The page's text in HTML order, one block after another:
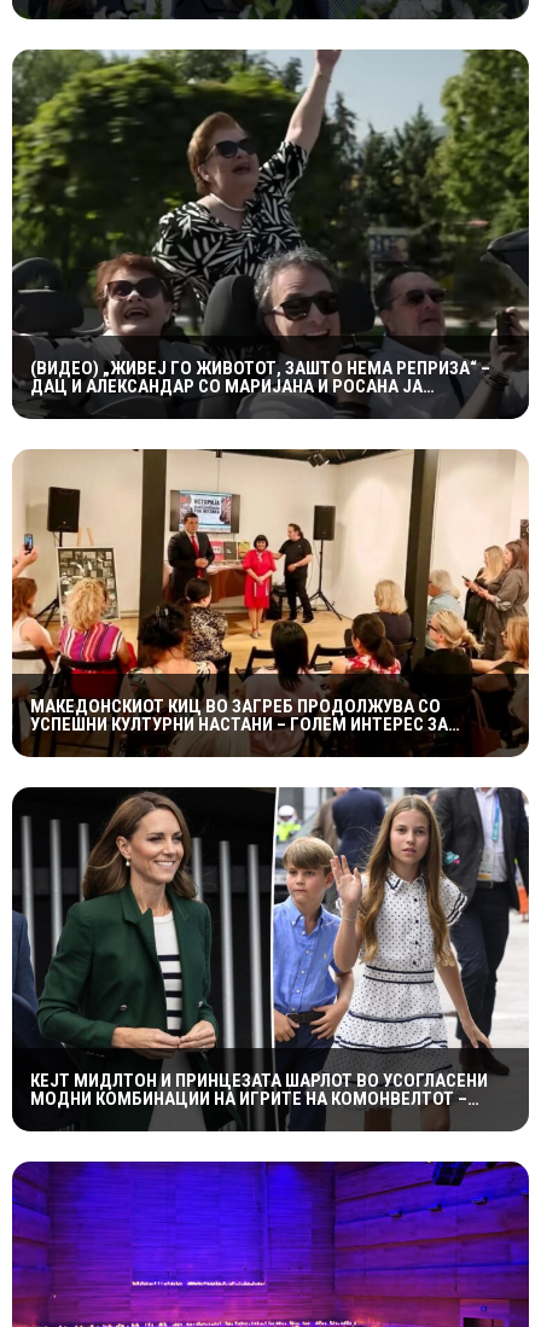
(ВИДЕО) „ЖИВЕЈ ГО ЖИВОТОТ, ЗАШТО НЕМА РЕПРИЗА“ –
ДАЦ И АЛЕКСАНДАР СО МАРИЈАНА И РОСАНА ЈА
ПРЕТСТАВИЈА „ЗАСЕКОГАШ МЛАДИ“
МАКЕДОНСКИОТ КИЦ ВО ЗАГРЕБ ПРОДОЛЖУВА СО
УСПЕШНИ КУЛТУРНИ НАСТАНИ – ГОЛЕМ ИНТЕРЕС ЗА
„ИСТОРИЈА НА МАКЕДОНСКАТА РОК МУЗИКА“
КЕЈТ МИДЛТОН И ПРИНЦЕЗАТА ШАРЛОТ ВО УСОГЛАСЕНИ
МОДНИ КОМБИНАЦИИ НА ИГРИТЕ НА КОМОНВЕЛТОТ –
КРАЛСКОТО СЕМЕЈСТВО ГО ПРИВЛЕЧЕ ЦЕЛОТО ВНИМАНИЕ